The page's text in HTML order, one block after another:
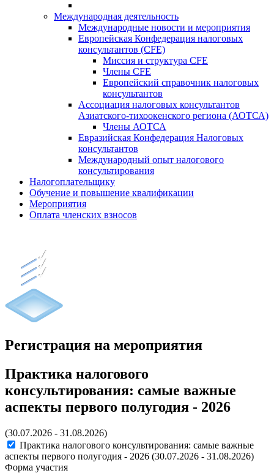
Международная деятельность
Международные новости и мероприятия
Европейская Конфедерация налоговых
консультантов (CFE)
Миссия и структура CFE
Члены CFE
Европейский справочник налоговых
консультантов
Ассоциация налоговых консультантов
Азиатского-тихоокенского региона (АОТСА)
Члены АОТСА
Евразийская Конфедерация Налоговых
консультантов
Международный опыт налогового
консультирования
Налогоплательщику
Обучение и повышение квалификации
Мероприятия
Оплата членских взносов
Регистрация на мероприятия
Практика налогового
консультирования: самые важные
аспекты первого полугодия - 2026
(30.07.2026 - 31.08.2026)
Практика налогового консультирования: самые важные
аспекты первого полугодия - 2026 (30.07.2026 - 31.08.2026)
Форма участия